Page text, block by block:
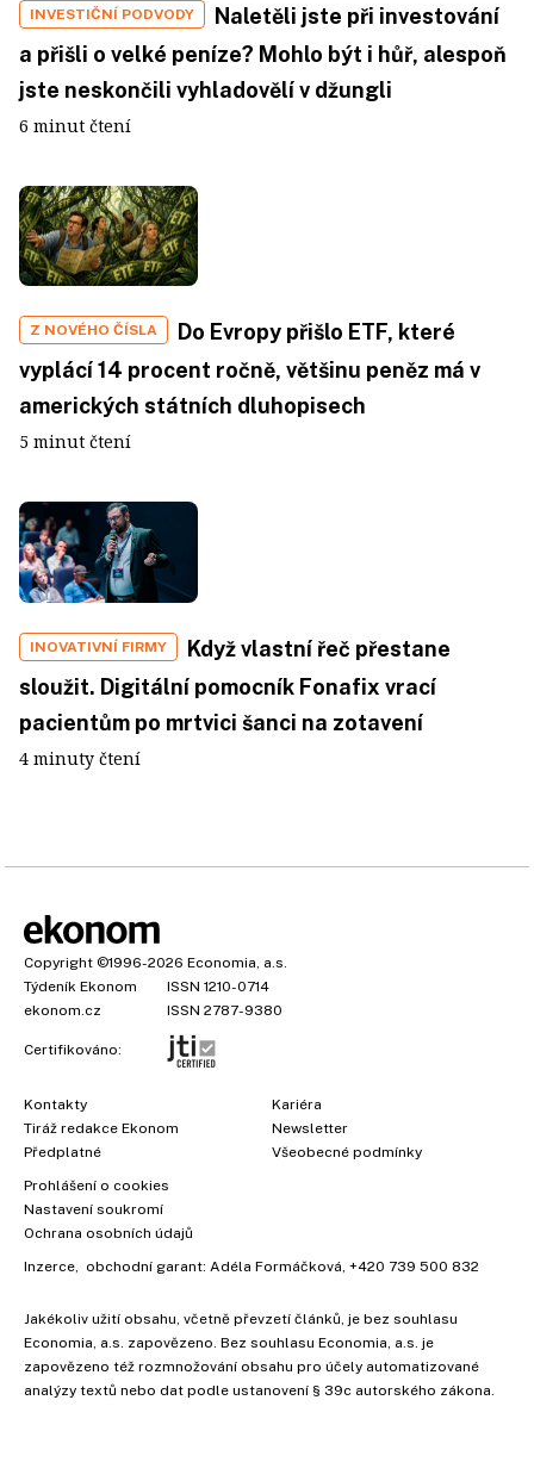
INVESTIČNÍ PODVODY
Naletěli jste při investování
a přišli o velké peníze? Mohlo být i hůř, alespoň
jste neskončili vyhladovělí v džungli
6 minut čtení
Z NOVÉHO ČÍSLA
Do Evropy přišlo ETF, které
vyplácí 14 procent ročně, většinu peněz má v
amerických státních dluhopisech
5 minut čtení
INOVATIVNÍ FIRMY
Když vlastní řeč přestane
sloužit. Digitální pomocník Fonafix vrací
pacientům po mrtvici šanci na zotavení
4 minuty čtení
Copyright ©1996-2026 Economia, a.s.
Týdeník Ekonom
ISSN 1210-0714
ekonom.cz
ISSN 2787-9380
Certifikováno:
Kontakty
Tiráž redakce Ekonom
Předplatné
Kariéra
Newsletter
Všeobecné podmínky
Prohlášení o cookies
Nastavení soukromí
Ochrana osobních údajů
Inzerce , obchodní garant: Adéla Formáčková +420 739 500 832
Jakékoliv užití obsahu, včetně převzetí článků, je bez souhlasu
Economia, a.s. zapovězeno. Bez souhlasu Economia, a.s. je
zapovězeno též rozmnožování obsahu pro účely automatizované
analýzy textů nebo dat podle ustanovení § 39c autorského zákona.